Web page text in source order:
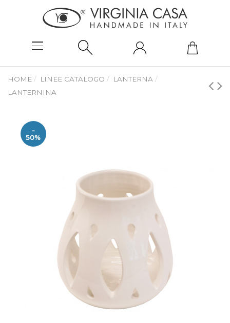
HOME LINEE CATALOGO
LANTERNA
LANTERNINA
-
50%